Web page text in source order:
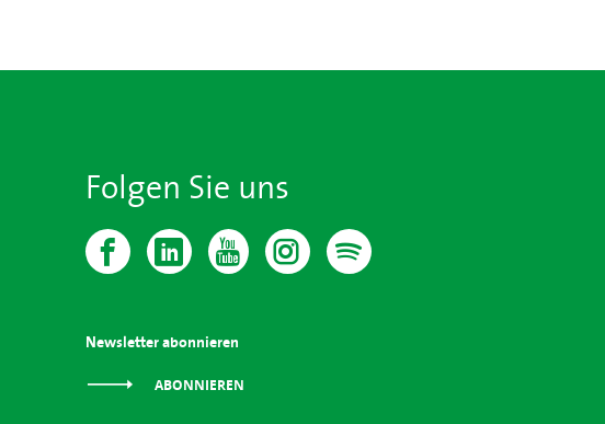
Folgen Sie uns
Newsletter abonnieren
ABONNIEREN